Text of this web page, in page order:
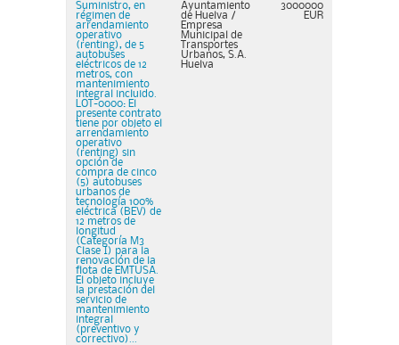
Suministro, en
régimen de
arrendamiento
operativo
(renting), de 5
autobuses
eléctricos de 12
metros, con
mantenimiento
integral incluido.
LOT-0000: El
presente contrato
tiene por objeto el
arrendamiento
operativo
(renting) sin
opción de
compra de cinco
(5) autobuses
urbanos de
tecnología 100%
eléctrica (BEV) de
12 metros de
longitud
(Categoría M3
Clase I) para la
renovación de la
flota de EMTUSA.
El objeto incluye
la prestación del
servicio de
mantenimiento
integral
(preventivo y
correctivo)...
Ayuntamiento
de Huelva /
Empresa
Municipal de
Transportes
Urbanos, S.A.
Huelva
3000000
EUR